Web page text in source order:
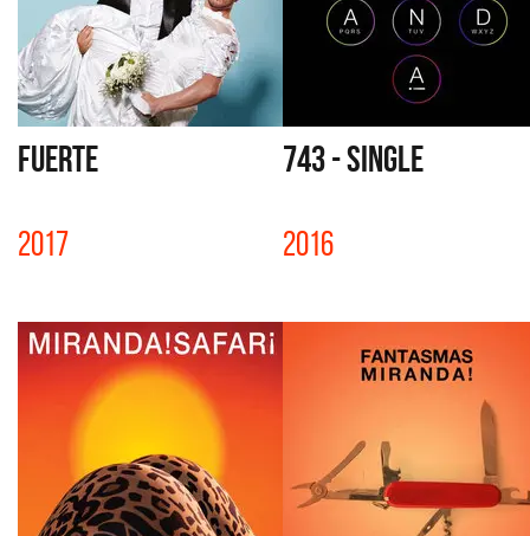
FUERTE
2017
743 - SINGLE
2016